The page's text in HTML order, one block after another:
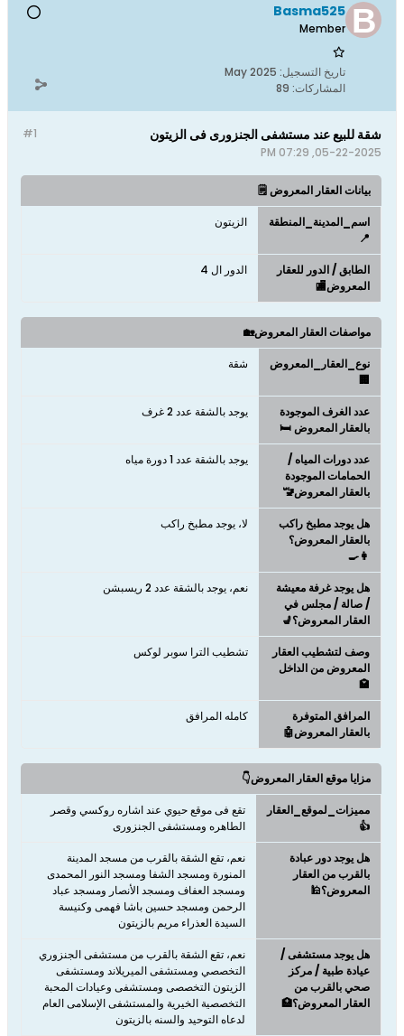
Basma525
Member
تاريخ التسجيل: May 2025
المشاركات: 89
#1 شقة للبيع عند مستشفى الجنزورى فى الزيتون
05-22-2025, 07:29 PM
بيانات العقار المعروض 🗒️
اسم_المدينة_المنطقة
📍
الزيتون
الطابق / الدور للعقار
المعروض🏬
الدور ال 4
مواصفات العقار المعروض🏡
نوع_العقار_المعروض
🏢
شقة
عدد الغرف الموجودة
بالعقار المعروض 🛏️
يوجد بالشقة عدد 2 غرف
عدد دورات المياه /
الحمامات الموجودة
بالعقار المعروض🚾
يوجد بالشقة عدد 1 دورة مياه
هل يوجد مطبخ راكب
بالعقار المعروض؟
👩‍🍳
لا، يوجد مطبخ راكب
هل يوجد غرفة معيشة
/ صالة / مجلس في
العقار المعروض؟💺
نعم، يوجد بالشقة عدد 2 ريسبشن
وصف لتشطيب العقار
المعروض من الداخل
🏩
تشطيب الترا سوبر لوكس
المرافق المتوفرة
بالعقار المعروض🤖
كامله المرافق
مزايا موقع العقار المعروض👇
مميزات_لموقع_العقار
👍
تقع فى موقع حيوي عند اشاره روكسي وقصر
الطاهره ومستشفى الجنزورى
هل يوجد دور عبادة
بالقرب من العقار
المعروض؟🕌
نعم، تقع الشقة بالقرب من مسجد المدينة
المنورة ومسجد الشفا ومسجد النور المحمدى
ومسجد العفاف ومسجد الأنصار ومسجد عباد
الرحمن ومسجد حسين باشا فهمى وكنيسة
السيدة العذراء مريم بالزيتون
هل يوجد مستشفى /
عيادة طبية / مركز
صحي بالقرب من
العقار المعروض؟🏥
نعم، تقع الشقة بالقرب من مستشفى الجنزوري
التخصصي ومستشفى الميريلاند ومستشفى
الزيتون التخصصى ومستشفى وعيادات المحبة
التخصصية الخيرية والمستشفى الإسلامى العام
لدعاه التوحيد والسنه بالزيتون